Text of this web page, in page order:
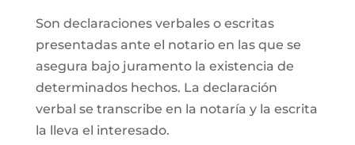
Son declaraciones verbales o escritas
presentadas ante el notario en las que se
asegura bajo juramento la existencia de
determinados hechos. La declaración
verbal se transcribe en la notaría y la escrita
la lleva el interesado.